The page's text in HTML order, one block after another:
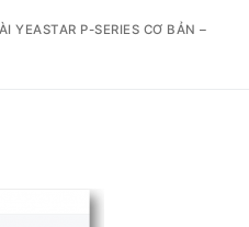
YEASTAR P-SERIES CƠ BẢN –